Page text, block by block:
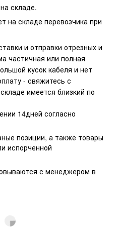
складе.
на складе перевозчика при
и отправки отрезных и
частичная или полная
кусок кабеля и нет
- свяжитесь с
имеется близкий по
14дней согласно
позиции, а также товары
испорченной
с менеджером в